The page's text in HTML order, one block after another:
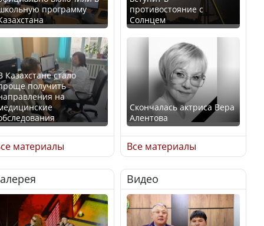
программу
Казахстане стало
получить
на
Орталық Азия
арасында әл-ауқат
көш бастады
материалы
противостояние с
Солнцем
Скончалась актриса Вера
Алентова
В РФ вынесен заочный
приговор по уголовному
делу об убийстве Игоря
Талькова
Все материалы
Видео